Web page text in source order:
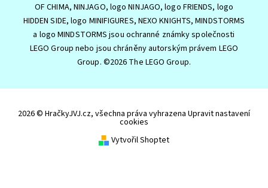
OF CHIMA, NINJAGO, logo NINJAGO, logo FRIENDS, logo
HIDDEN SIDE, logo MINIFIGURES, NEXO KNIGHTS, MINDSTORMS
a logo MINDSTORMS jsou ochranné známky společnosti
LEGO Group nebo jsou chráněny autorským právem LEGO
Group. ©2026 The LEGO Group.
2026 © HračkyJVJ.cz, všechna práva vyhrazena Upravit nastavení
cookies
Vytvořil Shoptet